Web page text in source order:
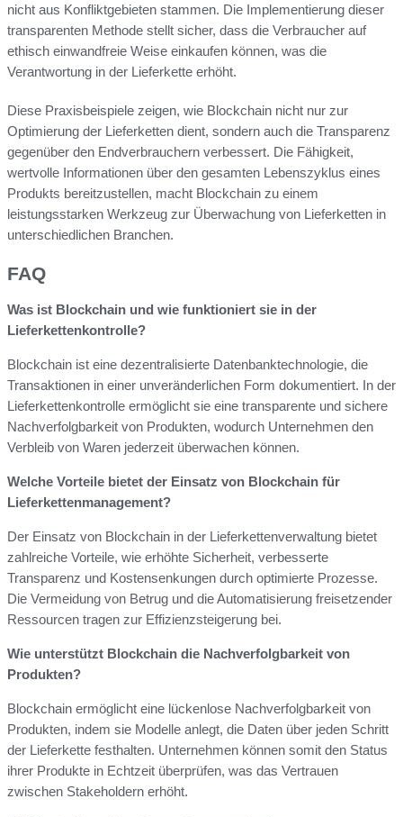
nicht aus Konfliktgebieten stammen. Die Implementierung dieser
transparenten Methode stellt sicher, dass die Verbraucher auf
ethisch einwandfreie Weise einkaufen können, was die
Verantwortung in der Lieferkette erhöht.
Diese Praxisbeispiele zeigen, wie Blockchain nicht nur zur
Optimierung der Lieferketten dient, sondern auch die Transparenz
gegenüber den Endverbrauchern verbessert. Die Fähigkeit,
wertvolle Informationen über den gesamten Lebenszyklus eines
Produkts bereitzustellen, macht Blockchain zu einem
leistungsstarken Werkzeug zur Überwachung von Lieferketten in
unterschiedlichen Branchen.
FAQ
Was ist Blockchain und wie funktioniert sie in der
Lieferkettenkontrolle?
Blockchain ist eine dezentralisierte Datenbanktechnologie, die
Transaktionen in einer unveränderlichen Form dokumentiert. In der
Lieferkettenkontrolle ermöglicht sie eine transparente und sichere
Nachverfolgbarkeit von Produkten, wodurch Unternehmen den
Verbleib von Waren jederzeit überwachen können.
Welche Vorteile bietet der Einsatz von Blockchain für
Lieferkettenmanagement?
Der Einsatz von Blockchain in der Lieferkettenverwaltung bietet
zahlreiche Vorteile, wie erhöhte Sicherheit, verbesserte
Transparenz und Kostensenkungen durch optimierte Prozesse.
Die Vermeidung von Betrug und die Automatisierung freisetzender
Ressourcen tragen zur Effizienzsteigerung bei.
Wie unterstützt Blockchain die Nachverfolgbarkeit von
Produkten?
Blockchain ermöglicht eine lückenlose Nachverfolgbarkeit von
Produkten, indem sie Modelle anlegt, die Daten über jeden Schritt
der Lieferkette festhalten. Unternehmen können somit den Status
ihrer Produkte in Echtzeit überprüfen, was das Vertrauen
zwischen Stakeholdern erhöht.